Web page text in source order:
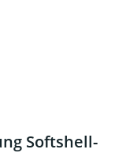
Softshell-